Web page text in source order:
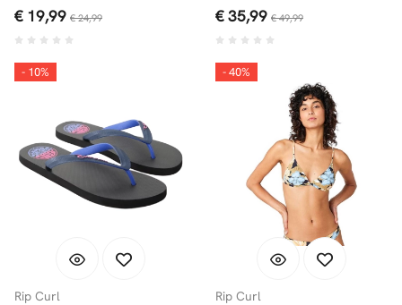
€ 19,99 € 24,99 € 35,99 € 49,99
- 10%
Rip Curl
- 40%
Rip Curl